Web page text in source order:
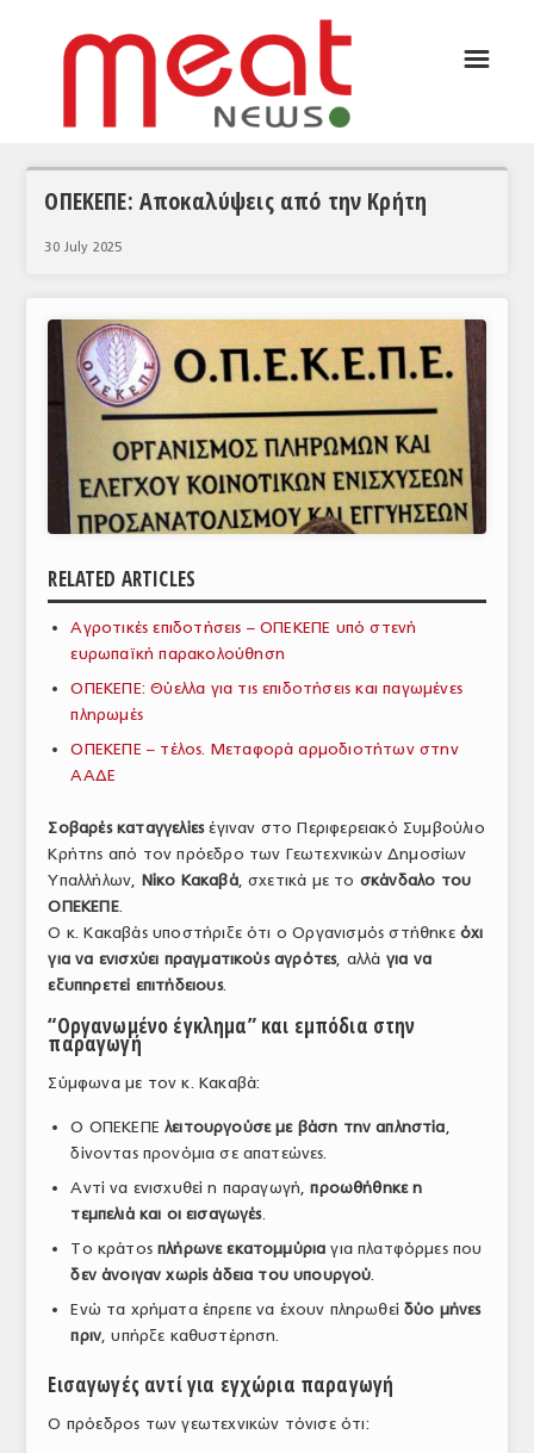
ΑΝΑΛΥΣΕΙΣ
ΚΟΣΜΟΣ
ΕΙΔΗΣΕΙΣ
ΕΥΡΩΠΑΪΚΕΣ ΑΠΟΦΑΣΕΙΣ
ΘΕΜΑΤΑ
ΑΝΑΛΥΣΕΙΣ
ΠΑΡΑΓΩΓΗ & ΕΜΠΟΡΙΑ
ΣΦΑΓΕΙΑ
ΠΡΩΤΕΣ ΥΛΕΣ
ΥΠΗΡΕΣΙΕΣ
ΕΜΠΟΡΙΚΟΙ ΑΝΤΙΠΡΟΣΩΠΟΙ
ΕΛΛΗΝΙΚΗ ΝΟΜΟΘΕΣΙΑ
ΕΥΡΩΠΑΪΚΗ ΝΟΜΟΘΕΣΙΑ
ΤΟ ΠΕΡΙΟΔΙΚΟ
ΑΡΧΕΙΟ ΤΕΥΧΩΝ
☰
ΟΠΕΚΕΠΕ: Αποκαλύψεις από την Κρήτη
30 July 2025
RELATED ARTICLES
Αγροτικές επιδοτήσεις – ΟΠΕΚΕΠΕ υπό στενή
ευρωπαϊκή παρακολούθηση
ΟΠΕΚΕΠΕ: Θύελλα για τις επιδοτήσεις και παγωμένες
πληρωμές
ΟΠΕΚΕΠΕ – τέλος. Μεταφορά αρμοδιοτήτων στην
ΑΑΔΕ
Σοβαρές καταγγελίεςέγιναν στο Περιφερειακό Συμβούλιο
Κρήτης από τον πρόεδρο των Γεωτεχνικών Δημοσίων
Υπαλλήλων, Νίκο Κακαβά, σχετικά με το σκάνδαλο του
ΟΠΕΚΕΠΕ.
Ο κ. Κακαβάς υποστήριξε ότι ο Οργανισμός στήθηκε όχι
για να ενισχύει πραγματικούς αγρότες, αλλά για να
εξυπηρετεί επιτήδειους.
“Οργανωμένο έγκλημα” και εμπόδια στην
παραγωγή
Σύμφωνα με τον κ. Κακαβά:
Ο ΟΠΕΚΕΠΕλειτουργούσε με βάση την απληστία,
δίνοντας προνόμια σε απατεώνες.
Αντί να ενισχυθεί η παραγωγή,προωθήθηκε η
τεμπελιά και οι εισαγωγές.
Το κράτοςπλήρωνε εκατομμύρια για πλατφόρμες που
δεν άνοιγαν χωρίς άδεια του υπουργού.
Ενώ τα χρήματα έπρεπε να έχουν πληρωθείδύο μήνες
πριν, υπήρξε καθυστέρηση.
Εισαγωγές αντί για εγχώρια παραγωγή
Ο πρόεδρος των γεωτεχνικών τόνισε ότι: